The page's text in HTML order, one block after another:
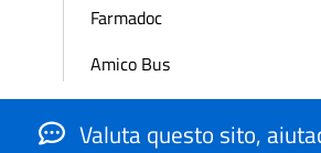
Farmadoc
Amico Bus
Valuta questo sito,